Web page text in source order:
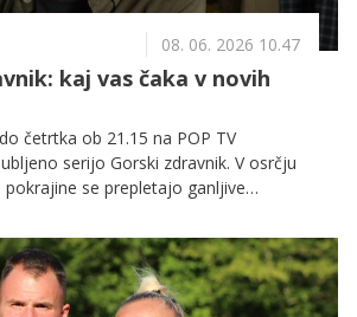
08. 06. 2026 10.47
kaj vas čaka v novih
četrtka ob 21.15 na POP TV
serijo Gorski zdravnik. V osrčju
pokrajine se prepletajo ganljive
se sooča predani zdravnik Martin
novih epizod in razburljivega